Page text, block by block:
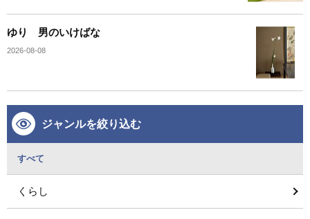
ゆり 男のいけばな
2026-08-08
ジャンルを絞り込む
すべて
くらし